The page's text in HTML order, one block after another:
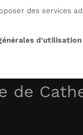
des services
d'utilisation
de